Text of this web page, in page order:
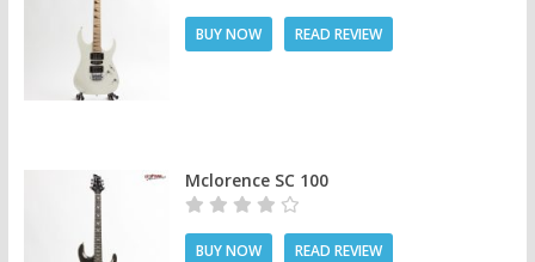
BUY NOW READ REVIEW
Mclorence SC 100
BUY NOW READ REVIEW